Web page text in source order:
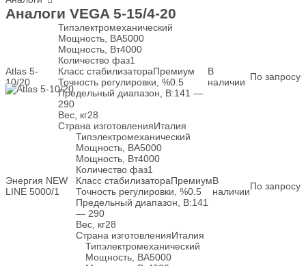
Аналоги VEGA 5-15/4-20
Atlas 5-
10/20
Типэлектромеханический
Мощность, ВА5000
Мощность, Вт4000
Количество фаз1
Класс стабилизатораПремиум
Точность регулировки, %0.5
Предельный диапазон, В:141 —
290
Вес, кг28
Страна изготовленияИталия
В
наличии По запросу
Энергия NEW
LINE 5000/1
Типэлектромеханический
Мощность, ВА5000
Мощность, Вт4000
Количество фаз1
Класс стабилизатораПремиум
Точность регулировки, %0.5
Предельный диапазон, В:141
— 290
Вес, кг28
Страна изготовленияИталия
В
наличииПо запросу
Типэлектромеханический
Мощность, ВА5000